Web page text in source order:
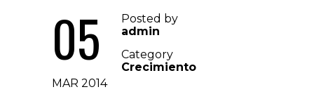
05
MAR 2014
Posted by
admin
Category
Crecimiento